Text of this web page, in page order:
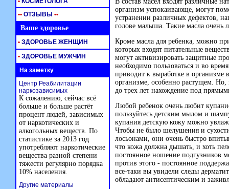
организм успокаивающе, могут
устранении различных дефектов,
голове малыша. Такие масла очень
Кроме масла для ребенка, можно
которых входят питательные
могут активизировать защитные
необходимо пользоваться и во
приводит к выработке в организме
организме, особенно растущем. Но,
до трех лет нахождение под
Любой ребенок очень любит
пользуйтесь детским мылом и
купания детскую кожу можно
Чтобы не было шелушения и
лосьонами, они очень быстро
что кожа должна дышать, и хоть
постоянное ношение подгузников
против этого - постоянное
все-таки вы увидели следы
обладают антисептическим и
•• ОТЗЫВЫ ••
Ваше здоровье
• ЗДОРОВЬЕ ЖЕНЩИН
• ЗДОРОВЬЕ МУЖЧИН
На заметку
Центр Реабилитации
наркозависимых
К сожалению, сейчас всё
больше и больше растёт
процент людей, зависимых
от наркотических и
алкогольных веществ. По
статистике за 2013 год
употребляют наркотические
вещества разной степени
тяжести регулярно порядка
10% населения.
Другие материалы